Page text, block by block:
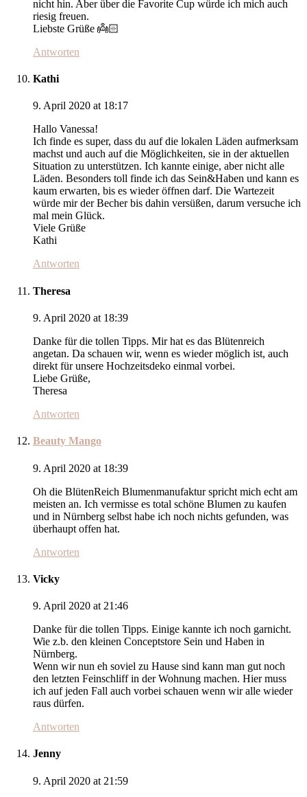
nicht hin. Aber über die Favorite Cup würde ich mich auch
riesig freuen.
Liebste Grüße 👼🏻
Antworten
Kathi
9. April 2020 at 18:17
Hallo Vanessa!
Ich finde es super, dass du auf die lokalen Läden aufmerksam
machst und auch auf die Möglichkeiten, sie in der aktuellen
Situation zu unterstützen. Ich kannte einige, aber nicht alle
Läden. Besonders toll finde ich das Sein&Haben und kann es
kaum erwarten, bis es wieder öffnen darf. Die Wartezeit
würde mir der Becher bis dahin versüßen, darum versuche ich
mal mein Glück.
Viele Grüße
Kathi
Antworten
Theresa
9. April 2020 at 18:39
Danke für die tollen Tipps. Mir hat es das Blütenreich
angetan. Da schauen wir, wenn es wieder möglich ist, auch
direkt für unsere Hochzeitsdeko einmal vorbei.
Liebe Grüße,
Theresa
Antworten
Beauty Mango
9. April 2020 at 18:39
Oh die BlütenReich Blumenmanufaktur spricht mich echt am
meisten an. Ich vermisse es total schöne Blumen zu kaufen
und in Nürnberg selbst habe ich noch nichts gefunden, was
überhaupt offen hat.
Antworten
Vicky
9. April 2020 at 21:46
Danke für die tollen Tipps. Einige kannte ich noch garnicht.
Wie z.b. den kleinen Conceptstore Sein und Haben in
Nürnberg.
Wenn wir nun eh soviel zu Hause sind kann man gut noch
den letzten Feinschliff in der Wohnung machen. Hier muss
ich auf jeden Fall auch vorbei schauen wenn wir alle wieder
raus dürfen.
Antworten
Jenny
9. April 2020 at 21:59